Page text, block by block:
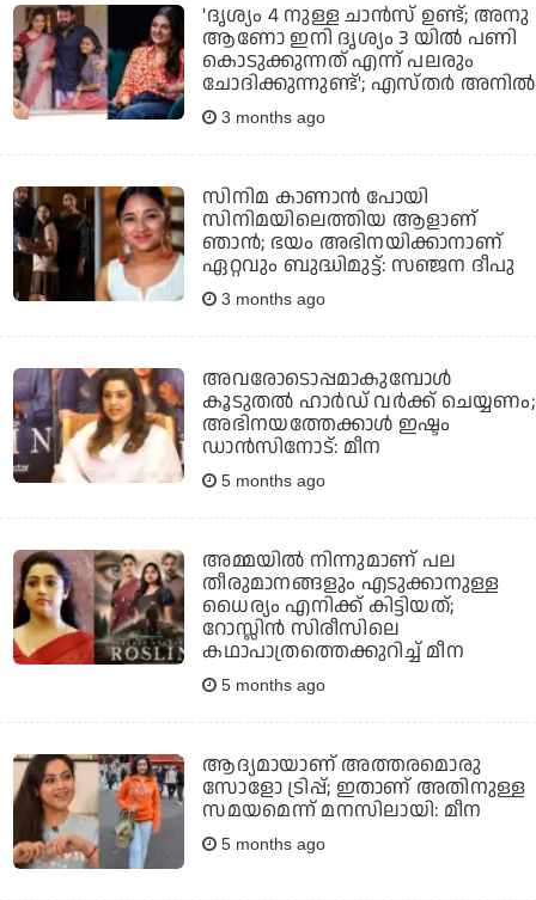
'ദൃശ്യം 4 നുള്ള ചാൻസ് ഉണ്ട്; അനു
ആണോ ഇനി ദൃശ്യം 3 യിൽ പണി
കൊടുക്കുന്നത് എന്ന് പലരും
ചോദിക്കുന്നുണ്ട്'; എസ്തർ അനിൽ
3 months ago
സിനിമ കാണാൻ പോയി
സിനിമയിലെത്തിയ ആളാണ്
ഞാൻ; ഭയം അഭിനയിക്കാനാണ്
ഏറ്റവും ബുദ്ധിമുട്ട്: സഞ്ജന ദീപു
3 months ago
അവരോടൊപ്പമാകുമ്പോൾ
കൂടുതൽ ഹാർഡ് വർക്ക് ചെയ്യണം;
അഭിനയത്തേക്കാൾ ഇഷ്ടം
ഡാൻസിനോട്: മീന
5 months ago
അമ്മയില്‍ നിന്നുമാണ് പല
തീരുമാനങ്ങളും എടുക്കാനുള്ള
ധൈര്യം എനിക്ക് കിട്ടിയത്;
റോസ്ലിന്‍ സിരീസിലെ
കഥാപാത്രത്തെക്കുറിച്ച് മീന
5 months ago
ആദ്യമായാണ് അത്തരമൊരു
സോളോ ട്രിപ്പ്; ഇതാണ് അതിനുള്ള
സമയമെന്ന് മനസിലായി: മീന
5 months ago